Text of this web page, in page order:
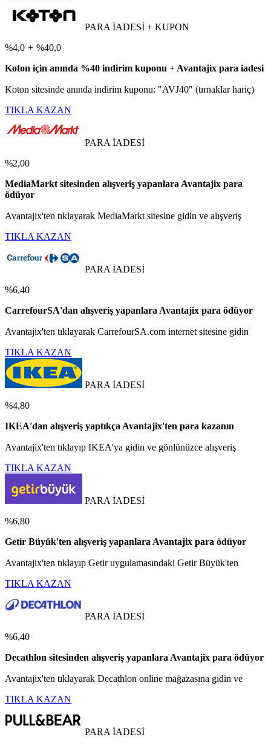
PARA İADESİ + KUPON
%4,0 + %40,0
Koton için anında %40 indirim kuponu + Avantajix para iadesi
Koton sitesinde anında indirim kuponu: "AVJ40" (tırnaklar hariç)
TIKLA KAZAN
PARA İADESİ
%2,00
MediaMarkt sitesinden alışveriş yapanlara Avantajix para
ödüyor
Avantajix'ten tıklayarak MediaMarkt sitesine gidin ve alışveriş
TIKLA KAZAN
PARA İADESİ
%6,40
CarrefourSA'dan alışveriş yapanlara Avantajix para ödüyor
Avantajix'ten tıklayarak CarrefourSA.com internet sitesine gidin
TIKLA KAZAN
PARA İADESİ
%4,80
IKEA'dan alışveriş yaptıkça Avantajix'ten para kazanın
Avantajix'ten tıklayıp IKEA'ya gidin ve gönlünüzce alışveriş
TIKLA KAZAN
PARA İADESİ
%6,80
Getir Büyük'ten alışveriş yapanlara Avantajix para ödüyor
Avantajix'ten tıklayıp Getir uygulamasındaki Getir Büyük'ten
TIKLA KAZAN
PARA İADESİ
%6,40
Decathlon sitesinden alışveriş yapanlara Avantajix para ödüyor
Avantajix'ten tıklayarak Decathlon online mağazasına gidin ve
TIKLA KAZAN
PARA İADESİ